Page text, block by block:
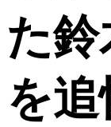
た
を